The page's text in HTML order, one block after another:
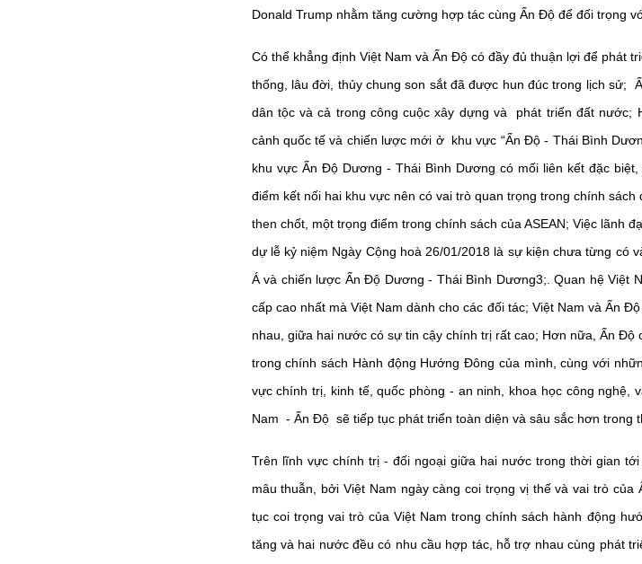
Donald Trump nhằm tăng cường hợp tác cùng Ấn Độ để đối trọng
Có thể khẳng định Việt Nam và Ấn Độ có đầy đủ thuận lợi để phát
thống, lâu đời, thủy chung son sắt đã được hun đúc trong lịch sử;
dân tộc và cả trong công cuộc xây dựng và phát triển đất
cảnh quốc tế và chiến lược mới ở khu vực “Ấn Độ - Thái Bình
khu vực Ấn Độ Dương - Thái Bình Dương có mối liên kết đặc
điểm kết nối hai khu vực nên có vai trò quan trọng trong chính
then chốt, một trọng điểm trong chính sách của ASEAN; Việc lãnh
dự lễ kỷ niệm Ngày Cộng hoà 26/01/2018 là sự kiện chưa từng có
Á và chiến lược Ấn Độ Dương - Thái Bình Dương3;. Quan hệ Việt
cấp cao nhất mà Việt Nam dành cho các đối tác; Việt Nam và Ấn
nhau, giữa hai nước có sự tin cậy chính trị rất cao; Hơn nữa, Ấn
trong chính sách Hành động Hướng Đông của mình, cùng với
vực chính trị, kinh tế, quốc phòng - an ninh, khoa học công nghệ,
Nam - Ấn Độ sẽ tiếp tục phát triển toàn diện và sâu sắc hơn trong
Trên lĩnh vực chính trị - đối ngoại giữa hai nước trong thời gian
mâu thuẫn, bởi Việt Nam ngày càng coi trọng vị thế và vai trò
tục coi trọng vai trò của Việt Nam trong chính sách hành động
tăng và hai nước đều có nhu cầu hợp tác, hỗ trợ nhau cùng phát